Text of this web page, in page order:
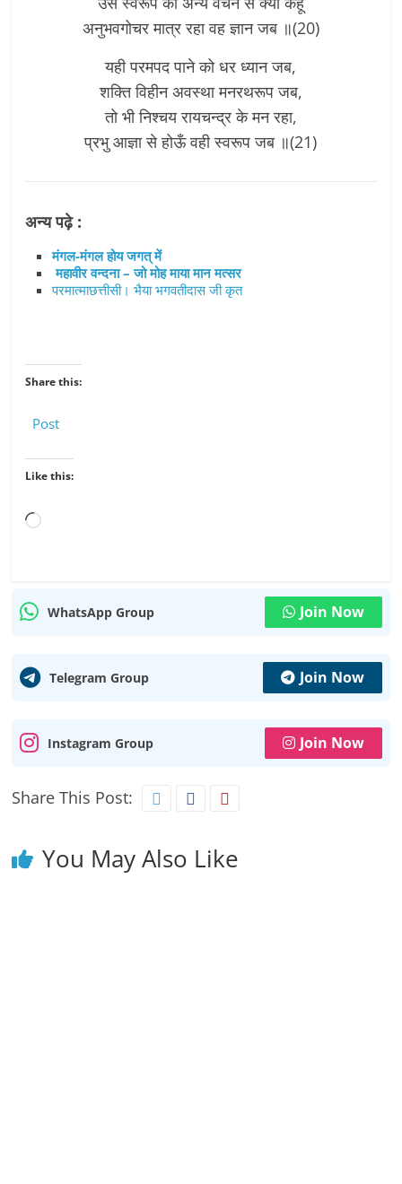
अनुभवगोचर मात्र रहा वह ज्ञान जब ॥(20)
यही परमपद पाने को धर ध्यान जब,
शक्ति विहीन अवस्था मनरथरूप जब,
तो भी निश्चय रायचन्द्र के मन रहा,
प्रभु आज्ञा से होऊँ वही स्वरूप जब ॥(21)
अन्य पढ़े :
मंगल-मंगल होय जगत् में
महावीर वन्दना – जो मोह माया मान मत्सर
परमात्माछत्तीसी। भैया भगवतीदास जी कृत
Share this:
Post
Like this:
Loading…
WhatsApp Group Join Now
Telegram Group Join Now
Instagram Group Join Now
Share This Post:
You May Also Like